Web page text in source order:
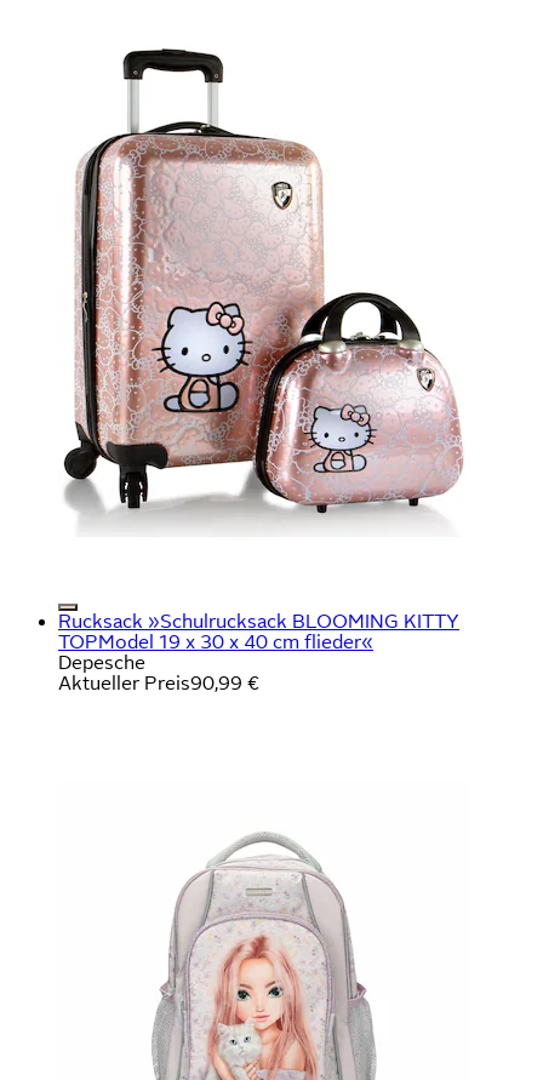
Rucksack »Schulrucksack BLOOMING KITTY
TOPModel 19 x 30 x 40 cm flieder«
Depesche
Aktueller Preis90,99 €